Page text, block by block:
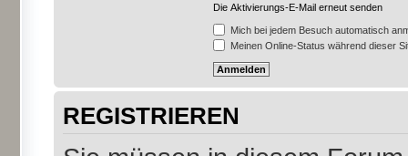
Die Aktivierungs-E-Mail erneut senden
Mich bei jedem Besuch automatisch
Meinen Online-Status während dieser
REGISTRIEREN